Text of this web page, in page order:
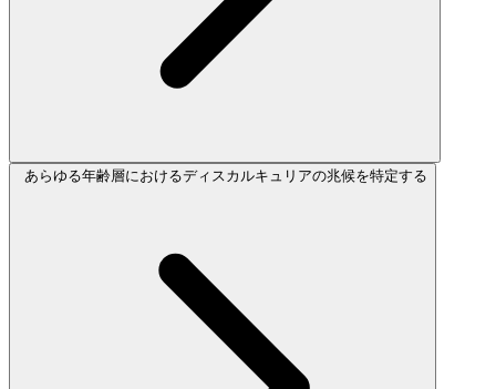
あらゆる年齢層におけるディスカルキュリアの兆候を特定する